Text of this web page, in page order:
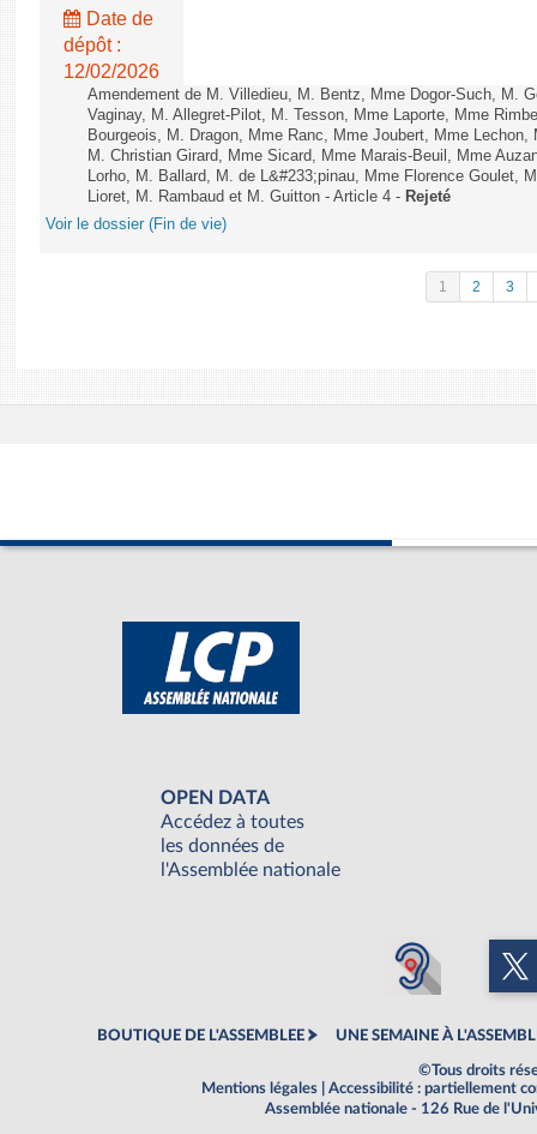
Date de
dépôt :
12/02/2026
Amendement de M. Villedieu, M. Bentz, Mme Dogor-Such, M.
Vaginay, M. Allegret-Pilot, M. Tesson, Mme Laporte, Mme
Bourgeois, M. Dragon, Mme Ranc, Mme Joubert, Mme
M. Christian Girard, Mme Sicard, Mme Marais-Beuil, Mme
Lorho, M. Ballard, M. de L&#233;pinau, Mme Florence Goulet,
Lioret, M. Rambaud et M. Guitton - Article 4 - Rejeté
Voir le dossier (Fin de vie)
1 2 3
OPEN DATA
Accédez à toutes
les données de
l'Assemblée nationale
BOUTIQUE DE L'ASSEMBLEE UNE SEMAINE À
©Tous droits
Mentions légales
Accessibilité : partiellement
Assemblée nationale - 126 Rue de